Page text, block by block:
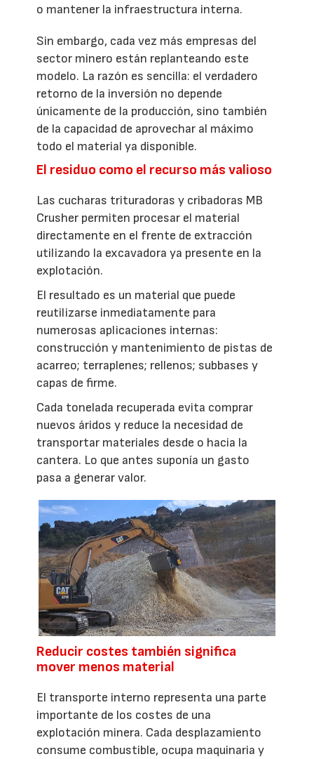
o mantener la infraestructura interna.
Sin embargo, cada vez más empresas del
sector minero están replanteando este
modelo. La razón es sencilla: el verdadero
retorno de la inversión no depende
únicamente de la producción, sino también
de la capacidad de aprovechar al máximo
todo el material ya disponible.
El residuo como el recurso más valioso
Las cucharas trituradoras y cribadoras MB
Crusher permiten procesar el material
directamente en el frente de extracción
utilizando la excavadora ya presente en la
explotación.
El resultado es un material que puede
reutilizarse inmediatamente para
numerosas aplicaciones internas:
construcción y mantenimiento de pistas de
acarreo; terraplenes; rellenos; subbases y
capas de firme.
Cada tonelada recuperada evita comprar
nuevos áridos y reduce la necesidad de
transportar materiales desde o hacia la
cantera. Lo que antes suponía un gasto
pasa a generar valor.
Reducir costes también significa
mover menos material
El transporte interno representa una parte
importante de los costes de una
explotación minera. Cada desplazamiento
consume combustible, ocupa maquinaria y